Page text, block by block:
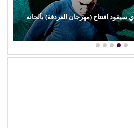
سيقود افتتاح (مهرجان الغردقة) بألحانه